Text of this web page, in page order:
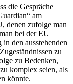
die Gespräche
am
denen zufolge man
bei der EU
den ausstehenden
zu
zu Bedenken,
komplex seien, als
könnte.